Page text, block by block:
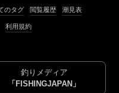
のタグ 閲覧履歴 潮見表
利用規約
釣りメディア
「FISHINGJAPAN」